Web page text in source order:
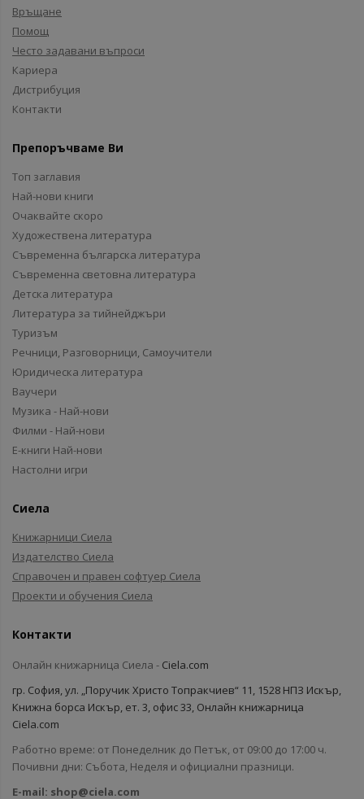
Връщане
Помощ
Често задавани въпроси
Кариера
Дистрибуция
Контакти
Препоръчваме Ви
Топ заглавия
Най-нови книги
Очаквайте скоро
Художествена литература
Съвременна българска литература
Съвременна световна литература
Детска литература
Литература за тийнейджъри
Туризъм
Речници, Разговорници, Самоучители
Юридическа литература
Ваучери
Музика - Най-нови
Филми - Най-нови
Е-книги Най-нови
Настолни игри
Сиела
Книжарници Сиела
Издателство Сиела
Справочен и правен софтуер Сиела
Проекти и обучения Сиела
Контакти
Онлайн книжарница Сиела - Ciela.com
гр. София, ул. „Поручик Христо Топракчиев“ 11, 1528 НПЗ Искър,
Книжна борса Искър, ет. 3, офис 33, Онлайн книжарница
Ciela.com
Работно време: от Понеделник до Петък, от 09:00 до 17:00 ч.
Почивни дни: Събота, Неделя и официални празници.
E-mail: shop@ciela.com